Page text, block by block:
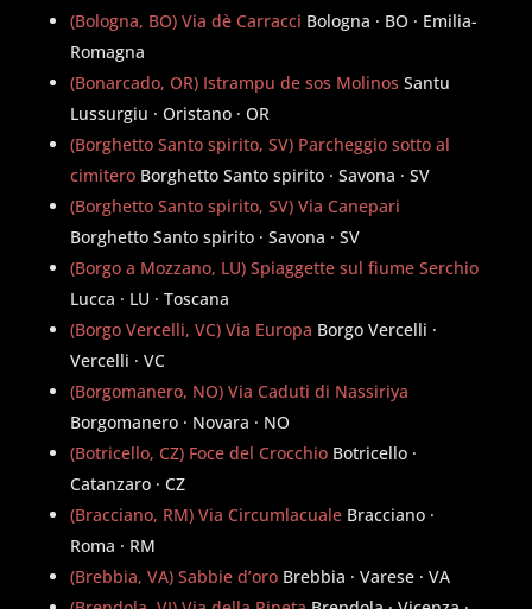
(Bologna, BO) Via dè Carracci Bologna · BO · Emilia-
Romagna
(Bonarcado, OR) Istrampu de sos Molinos Santu
Lussurgiu · Oristano · OR
(Borghetto Santo spirito, SV) Parcheggio sotto al
cimitero Borghetto Santo spirito · Savona · SV
(Borghetto Santo spirito, SV) Via Canepari
Borghetto Santo spirito · Savona · SV
(Borgo a Mozzano, LU) Spiaggette sul fiume Serchio
Lucca · LU · Toscana
(Borgo Vercelli, VC) Via Europa Borgo Vercelli ·
Vercelli · VC
(Borgomanero, NO) Via Caduti di Nassiriya
Borgomanero · Novara · NO
(Botricello, CZ) Foce del Crocchio Botricello ·
Catanzaro · CZ
(Bracciano, RM) Via Circumlacuale Bracciano ·
Roma · RM
(Brebbia, VA) Sabbie d’oro Brebbia · Varese · VA